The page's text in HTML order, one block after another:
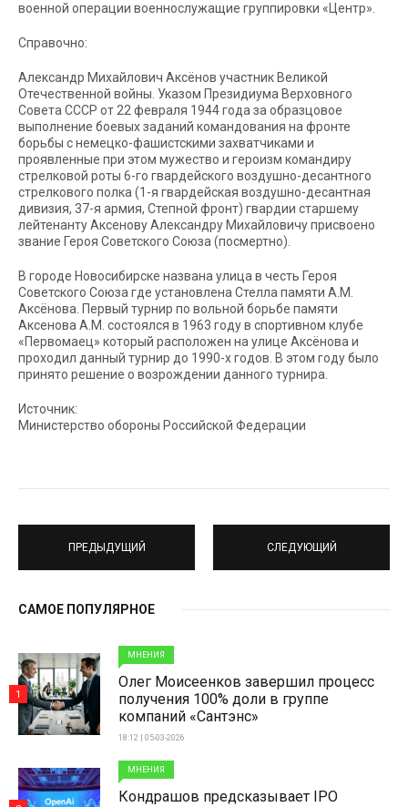
военной операции военнослужащие группировки «Центр».
Справочно:
Александр Михайлович Аксёнов участник Великой
Отечественной войны. Указом Президиума Верховного
Совета СССР от 22 февраля 1944 года за образцовое
выполнение боевых заданий командования на фронте
борьбы с немецко-фашистскими захватчиками и
проявленные при этом мужество и героизм командиру
стрелковой роты 6-го гвардейского воздушно-десантного
стрелкового полка (1-я гвардейская воздушно-десантная
дивизия, 37-я армия, Степной фронт) гвардии старшему
лейтенанту Аксенову Александру Михайловичу присвоено
звание Героя Советского Союза (посмертно).
В городе Новосибирске названа улица в честь Героя
Советского Союза где установлена Стелла памяти А.М.
Аксёнова. Первый турнир по вольной борьбе памяти
Аксенова А.М. состоялся в 1963 году в спортивном клубе
«Первомаец» который расположен на улице Аксёнова и
проходил данный турнир до 1990-х годов. В этом году было
принято решение о возрождении данного турнира.
Источник:
Министерство обороны Российской Федерации
ПРЕДЫДУЩИЙ СЛЕДУЮЩИЙ
САМОЕ ПОПУЛЯРНОЕ
МНЕНИЯ
Олег Моисеенков завершил процесс
получения 100% доли в группе
компаний «Сантэнс»
18:12 | 05-03-2026
1
МНЕНИЯ
Кондрашов предсказывает IPO